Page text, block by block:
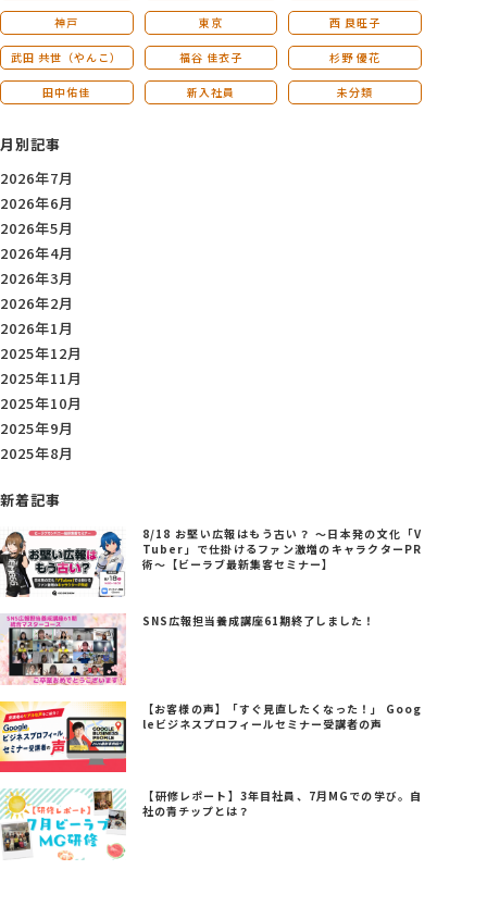
神戸 東京 西 良旺子
武田 共世（やんこ） 福谷 佳衣子 杉野 優花
田中佑佳 新入社員 未分類
月別記事
2026年7月
2026年6月
2026年5月
2026年4月
2026年3月
2026年2月
2026年1月
2025年12月
2025年11月
2025年10月
2025年9月
2025年8月
新着記事
8/18 お堅い広報はもう古い？ ～日本発の文化「V
Tuber」で仕掛けるファン激増のキャラクターPR
術～【ビーラブ最新集客セミナー】
SNS広報担当養成講座61期終了しました！
【お客様の声】「すぐ見直したくなった！」 Goog
leビジネスプロフィールセミナー受講者の声
【研修レポート】3年目社員、7月MGでの学び。自
社の青チップとは？